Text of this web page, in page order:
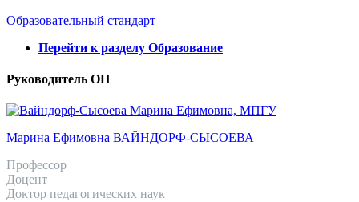
Образовательный стандарт
Перейти к разделу Образование
Руководитель ОП
Марина Ефимовна ВАЙНДОРФ-СЫСОЕВА
Профессор
Доцент
Доктор педагогических наук